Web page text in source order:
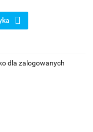
dla zalogowanych